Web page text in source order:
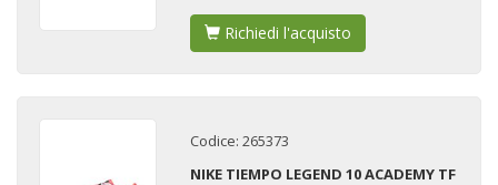
Richiedi l'acquisto
Codice: 265373
NIKE TIEMPO LEGEND 10 ACADEMY TF